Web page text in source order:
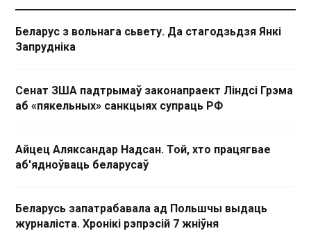
Беларус з вольнага сьвету. Да стагодзьдзя Янкі
Запрудніка
Сенат ЗША падтрымаў законапраект Ліндсі Грэма
аб «пякельных» санкцыях супраць РФ
Айцец Аляксандар Надсан. Той, хто працягвае
аб'ядноўваць беларусаў
Беларусь запатрабавала ад Польшчы выдаць
журналіста. Хронікі рэпрэсій 7 жніўня